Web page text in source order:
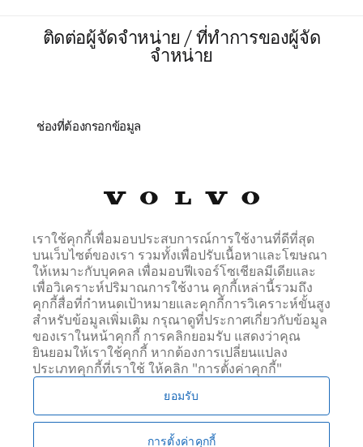
ติดต่อผู้จัดจำหน่าย / ที่ทำการของผู้จัด
จำหน่าย
ช่องที่ต้องกรอกข้อมูล
นามสกุล *
อีเมล์ *
เราใช้คุกกี้เพื่อมอบประสบการณ์การใช้งานที่ดีที่สุด
บนเว็บไซต์ของเรา รวมทั้งเพื่อปรับเนื้อหาและโฆษณา
ให้เหมาะกับบุคคล เพื่อมอบฟีเจอร์โซเชียลมีเดียและ
เพื่อวิเคราะห์ปริมาณการใช้งาน คุกกี้เหล่านี้รวมถึง
คุกกี้สื่อที่กำหนดเป้าหมายและคุกกี้การวิเคราะห์ขั้นสูง
สำหรับข้อมูลเพิ่มเติม กรุณาดูที่ประกาศเกี่ยวกับข้อมูล
ของเราในหน้าคุกกี้ การคลิกยอมรับ แสดงว่าคุณ
ยินยอมให้เราใช้คุกกี้ หากต้องการเปลี่ยนแปลง
ประเภทคุกกี้ที่เราใช้ ให้คลิก "การตั้งค่าคุกกี้"
ยอมรับ
การตั้งค่าคุกกี้